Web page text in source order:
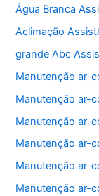
Água Branca
Aclimação
grande Abc
Manutenção ar-
Manutenção ar-
Manutenção ar-
Manutenção ar-
Manutenção ar-
Manutenção ar-